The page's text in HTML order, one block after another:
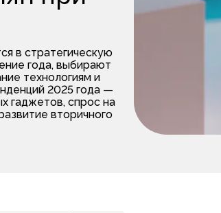
в стратегическую
года, выбирают
технологиям и
2025 года —
гаджетов, спрос на
вторичного